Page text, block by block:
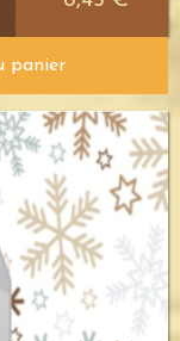
panier